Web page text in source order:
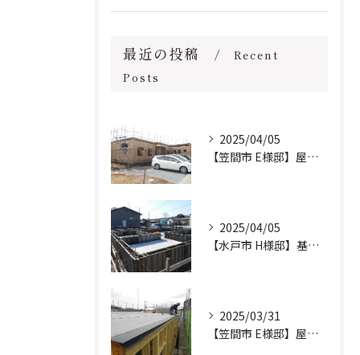
最近の投稿
Recent
Posts
2025/04/05
【笠間市 E様邸】屋根工事完了しました。
2025/04/05
【水戸市 H様邸】基礎工事進行中です。
2025/03/31
【笠間市 E様邸】屋根防水下地施工しました。